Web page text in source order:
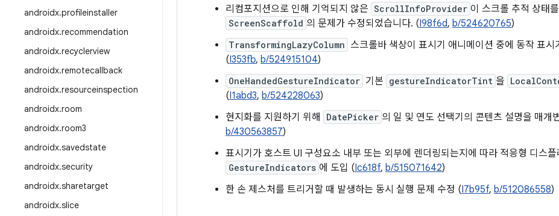
androidx.profileinstaller
androidx.recommendation
androidx.recyclerview
androidx.remotecallback
androidx.resourceinspection
androidx.room
androidx.room3
androidx.savedstate
androidx.security
androidx.sharetarget
androidx.slice
리컴포지션으로 인해 기억되지 않은 ScrollInfoProvider 이 스크롤 추적 상태
ScreenScaffold 의 문제가 수정되었습니다. (I98f6d, b/524620765)
TransformingLazyColumn 스크롤바 색상이 표시기 애니메이션 중에 동작 표시
(I353fb, b/524915104)
OneHandedGestureIndicator 기본 gestureIndicatorTint 을
(I1abd3, b/524228063)
현지화를 지원하기 위해
DatePicker 의 일 및 연도 선택기의 콘텐츠 설명을 매개
b/430563857)
표시기가 호스트 UI 구성요소 내부 또는 외부에 렌더링되는지에 따라 적응형 디스
GestureIndicators 에 도입 (Ic618f, b/515071642)
한 손 제스처를 트리거할 때 발생하는 동시 실행 문제 수정 (I7b95f, b/512086558)